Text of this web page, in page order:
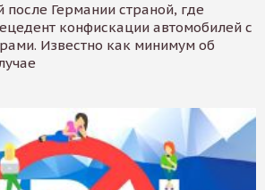
после Германии страной, где
конфискации автомобилей с
Известно как минимум об